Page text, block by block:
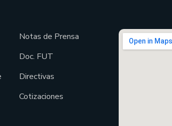
Notas de Prensa
Doc. FUT
Directivas
Cotizaciones